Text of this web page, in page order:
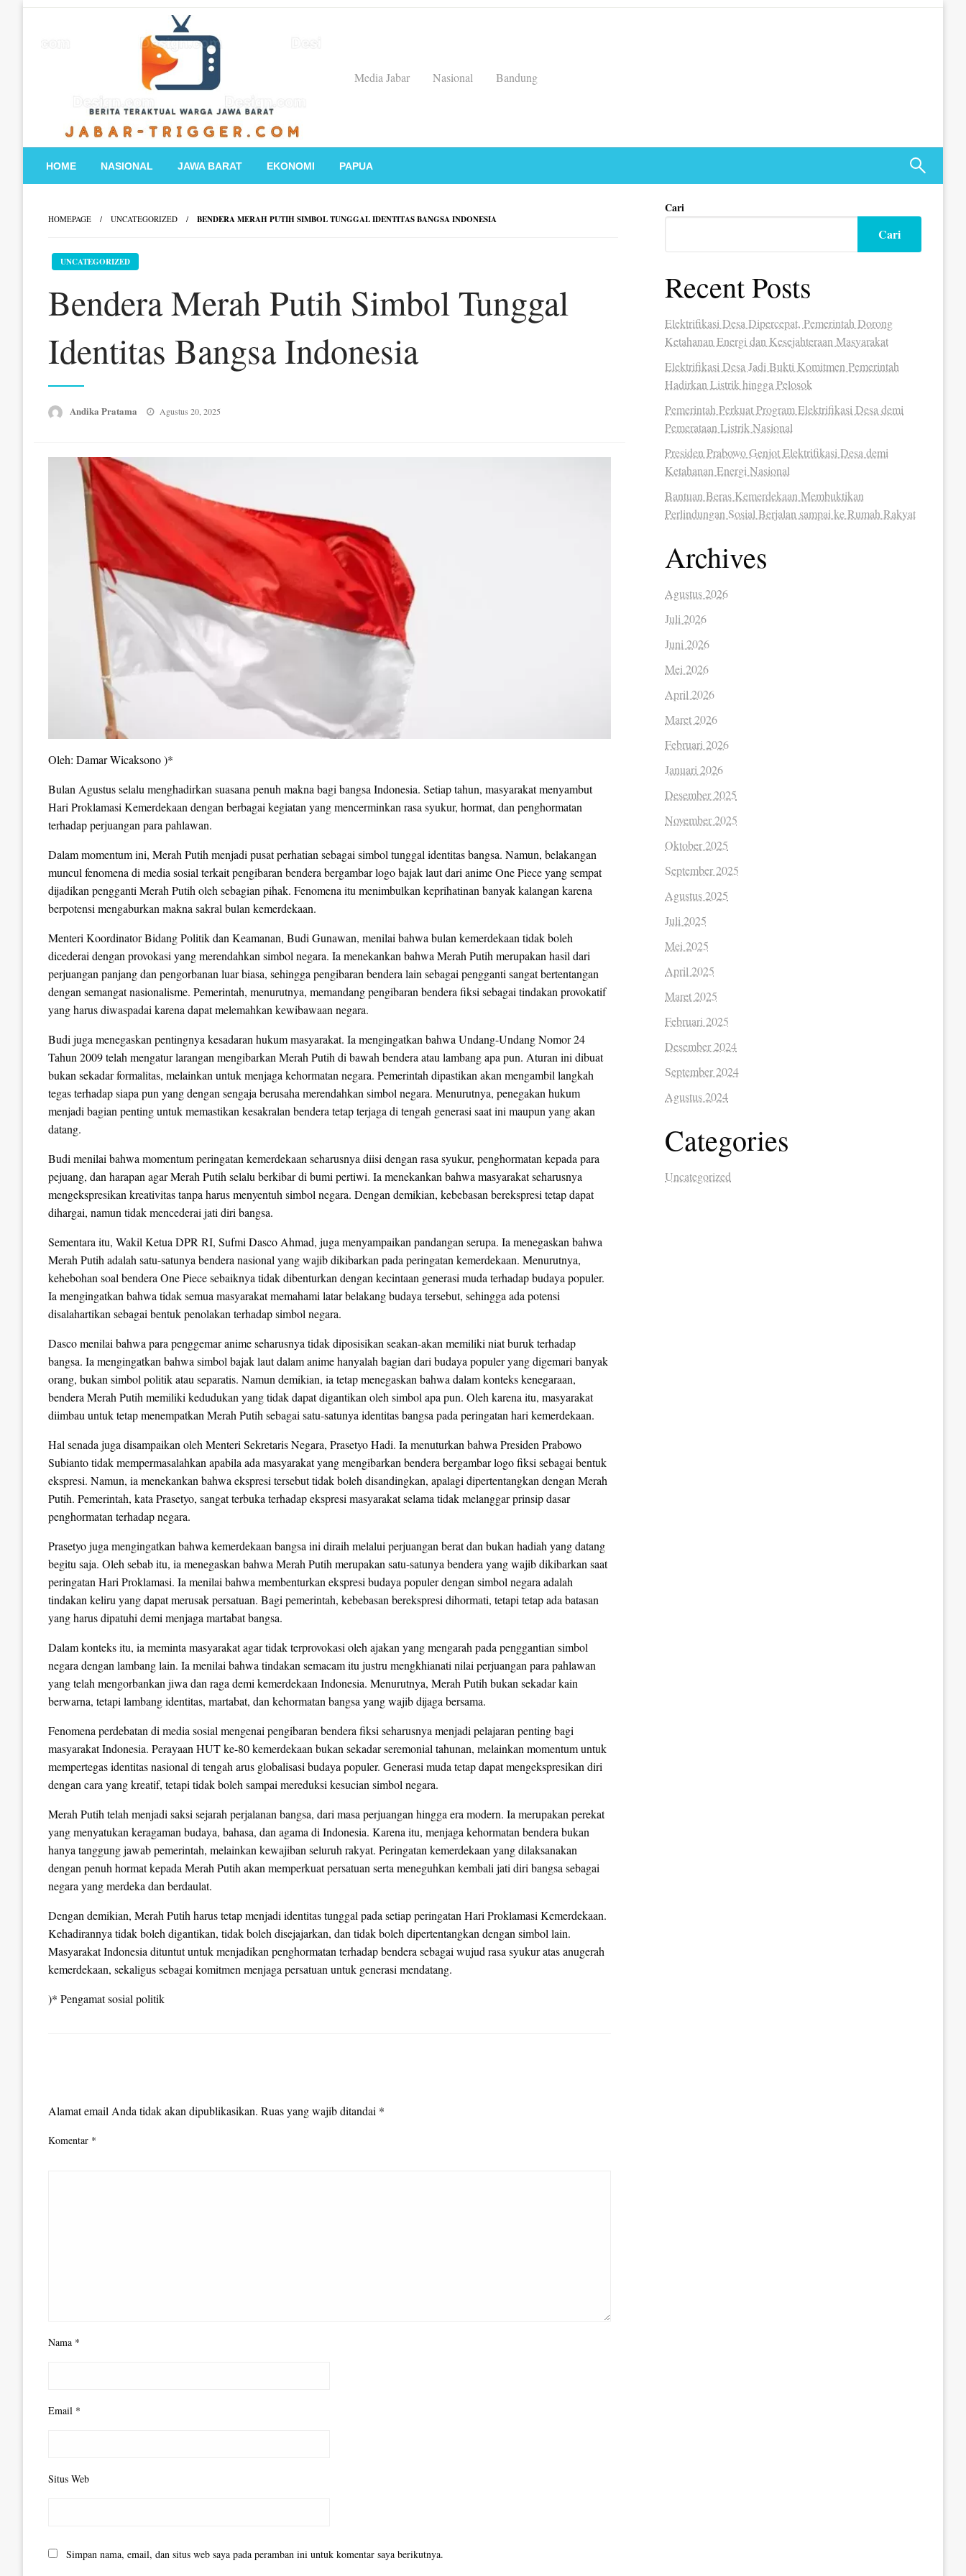
Media Jabar
Nasional Bandung
HOME NASIONAL JAWA BARAT EKONOMI PAPUA
HOMEPAGE UNCATEGORIZED BENDERA MERAH PUTIH SIMBOL TUNGGAL IDENTITAS BANGSA INDONESIA
UNCATEGORIZED
Bendera Merah Putih Simbol Tunggal
Identitas Bangsa Indonesia
Andika Pratama
Posted
Agustus 20, 2025
Oleh: Damar Wicaksono )*
Bulan Agustus selalu menghadirkan suasana penuh makna bagi bangsa Indonesia. Setiap tahun, masyarakat menyambut
Hari Proklamasi Kemerdekaan dengan berbagai kegiatan yang mencerminkan rasa syukur, hormat, dan penghormatan
terhadap perjuangan para pahlawan.
Dalam momentum ini, Merah Putih menjadi pusat perhatian sebagai simbol tunggal identitas bangsa. Namun, belakangan
muncul fenomena di media sosial terkait pengibaran bendera bergambar logo bajak laut dari anime One Piece yang sempat
dijadikan pengganti Merah Putih oleh sebagian pihak. Fenomena itu menimbulkan keprihatinan banyak kalangan karena
berpotensi mengaburkan makna sakral bulan kemerdekaan.
Menteri Koordinator Bidang Politik dan Keamanan, Budi Gunawan, menilai bahwa bulan kemerdekaan tidak boleh
dicederai dengan provokasi yang merendahkan simbol negara. Ia menekankan bahwa Merah Putih merupakan hasil dari
perjuangan panjang dan pengorbanan luar biasa, sehingga pengibaran bendera lain sebagai pengganti sangat bertentangan
dengan semangat nasionalisme. Pemerintah, menurutnya, memandang pengibaran bendera fiksi sebagai tindakan provokatif
yang harus diwaspadai karena dapat melemahkan kewibawaan negara.
Budi juga menegaskan pentingnya kesadaran hukum masyarakat. Ia mengingatkan bahwa Undang-Undang Nomor 24
Tahun 2009 telah mengatur larangan mengibarkan Merah Putih di bawah bendera atau lambang apa pun. Aturan ini dibuat
bukan sekadar formalitas, melainkan untuk menjaga kehormatan negara. Pemerintah dipastikan akan mengambil langkah
tegas terhadap siapa pun yang dengan sengaja berusaha merendahkan simbol negara. Menurutnya, penegakan hukum
menjadi bagian penting untuk memastikan kesakralan bendera tetap terjaga di tengah generasi saat ini maupun yang akan
datang.
Budi menilai bahwa momentum peringatan kemerdekaan seharusnya diisi dengan rasa syukur, penghormatan kepada para
pejuang, dan harapan agar Merah Putih selalu berkibar di bumi pertiwi. Ia menekankan bahwa masyarakat seharusnya
mengekspresikan kreativitas tanpa harus menyentuh simbol negara. Dengan demikian, kebebasan berekspresi tetap dapat
dihargai, namun tidak mencederai jati diri bangsa.
Sementara itu, Wakil Ketua DPR RI, Sufmi Dasco Ahmad, juga menyampaikan pandangan serupa. Ia menegaskan bahwa
Merah Putih adalah satu-satunya bendera nasional yang wajib dikibarkan pada peringatan kemerdekaan. Menurutnya,
kehebohan soal bendera One Piece sebaiknya tidak dibenturkan dengan kecintaan generasi muda terhadap budaya populer.
Ia mengingatkan bahwa tidak semua masyarakat memahami latar belakang budaya tersebut, sehingga ada potensi
disalahartikan sebagai bentuk penolakan terhadap simbol negara.
Dasco menilai bahwa para penggemar anime seharusnya tidak diposisikan seakan-akan memiliki niat buruk terhadap
bangsa. Ia mengingatkan bahwa simbol bajak laut dalam anime hanyalah bagian dari budaya populer yang digemari banyak
orang, bukan simbol politik atau separatis. Namun demikian, ia tetap menegaskan bahwa dalam konteks kenegaraan,
bendera Merah Putih memiliki kedudukan yang tidak dapat digantikan oleh simbol apa pun. Oleh karena itu, masyarakat
diimbau untuk tetap menempatkan Merah Putih sebagai satu-satunya identitas bangsa pada peringatan hari kemerdekaan.
Hal senada juga disampaikan oleh Menteri Sekretaris Negara, Prasetyo Hadi. Ia menuturkan bahwa Presiden Prabowo
Subianto tidak mempermasalahkan apabila ada masyarakat yang mengibarkan bendera bergambar logo fiksi sebagai bentuk
ekspresi. Namun, ia menekankan bahwa ekspresi tersebut tidak boleh disandingkan, apalagi dipertentangkan dengan Merah
Putih. Pemerintah, kata Prasetyo, sangat terbuka terhadap ekspresi masyarakat selama tidak melanggar prinsip dasar
penghormatan terhadap negara.
Prasetyo juga mengingatkan bahwa kemerdekaan bangsa ini diraih melalui perjuangan berat dan bukan hadiah yang datang
begitu saja. Oleh sebab itu, ia menegaskan bahwa Merah Putih merupakan satu-satunya bendera yang wajib dikibarkan saat
peringatan Hari Proklamasi. Ia menilai bahwa membenturkan ekspresi budaya populer dengan simbol negara adalah
tindakan keliru yang dapat merusak persatuan. Bagi pemerintah, kebebasan berekspresi dihormati, tetapi tetap ada batasan
yang harus dipatuhi demi menjaga martabat bangsa.
Dalam konteks itu, ia meminta masyarakat agar tidak terprovokasi oleh ajakan yang mengarah pada penggantian simbol
negara dengan lambang lain. Ia menilai bahwa tindakan semacam itu justru mengkhianati nilai perjuangan para pahlawan
yang telah mengorbankan jiwa dan raga demi kemerdekaan Indonesia. Menurutnya, Merah Putih bukan sekadar kain
berwarna, tetapi lambang identitas, martabat, dan kehormatan bangsa yang wajib dijaga bersama.
Fenomena perdebatan di media sosial mengenai pengibaran bendera fiksi seharusnya menjadi pelajaran penting bagi
masyarakat Indonesia. Perayaan HUT ke-80 kemerdekaan bukan sekadar seremonial tahunan, melainkan momentum untuk
mempertegas identitas nasional di tengah arus globalisasi budaya populer. Generasi muda tetap dapat mengekspresikan diri
dengan cara yang kreatif, tetapi tidak boleh sampai mereduksi kesucian simbol negara.
Merah Putih telah menjadi saksi sejarah perjalanan bangsa, dari masa perjuangan hingga era modern. Ia merupakan perekat
yang menyatukan keragaman budaya, bahasa, dan agama di Indonesia. Karena itu, menjaga kehormatan bendera bukan
hanya tanggung jawab pemerintah, melainkan kewajiban seluruh rakyat. Peringatan kemerdekaan yang dilaksanakan
dengan penuh hormat kepada Merah Putih akan memperkuat persatuan serta meneguhkan kembali jati diri bangsa sebagai
negara yang merdeka dan berdaulat.
Dengan demikian, Merah Putih harus tetap menjadi identitas tunggal pada setiap peringatan Hari Proklamasi Kemerdekaan.
Kehadirannya tidak boleh digantikan, tidak boleh disejajarkan, dan tidak boleh dipertentangkan dengan simbol lain.
Masyarakat Indonesia dituntut untuk menjadikan penghormatan terhadap bendera sebagai wujud rasa syukur atas anugerah
kemerdekaan, sekaligus sebagai komitmen menjaga persatuan untuk generasi mendatang.
)* Pengamat sosial politik
Alamat email Anda tidak akan dipublikasikan. Ruas yang wajib ditandai *
Komentar *
Nama *
Email *
Situs Web
Simpan nama, email, dan situs web saya pada peramban ini untuk komentar saya berikutnya.
Cari
Cari
Recent Posts
Elektrifikasi Desa Dipercepat, Pemerintah Dorong
Ketahanan Energi dan Kesejahteraan Masyarakat
Elektrifikasi Desa Jadi Bukti Komitmen Pemerintah
Hadirkan Listrik hingga Pelosok
Pemerintah Perkuat Program Elektrifikasi Desa demi
Pemerataan Listrik Nasional
Presiden Prabowo Genjot Elektrifikasi Desa demi
Ketahanan Energi Nasional
Bantuan Beras Kemerdekaan Membuktikan
Perlindungan Sosial Berjalan sampai ke Rumah Rakyat
Archives
Agustus 2026
Juli 2026
Juni 2026
Mei 2026
April 2026
Maret 2026
Februari 2026
Januari 2026
Desember 2025
November 2025
Oktober 2025
September 2025
Agustus 2025
Juli 2025
Mei 2025
April 2025
Maret 2025
Februari 2025
Desember 2024
September 2024
Agustus 2024
Categories
Uncategorized